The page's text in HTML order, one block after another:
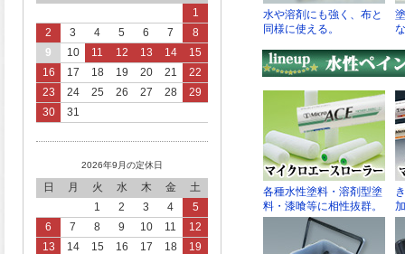
1
2
3 4 5 6 7
8
9
10 11 12 13 14
15
16
17 18 19 20 21
22
23
24 25 26 27 28
29
30
31
2026年9月の定休日
日 月 火 水 木 金
土
1
2 3 4
5
6
7 8 9 10 11
12
13
14 15 16 17 18
19